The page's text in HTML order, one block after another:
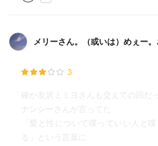
メリーさん。（或いは）めぇー
3
確か友沢ミミヨさんも交えての回だ
ナンシーさんが言ってた
「愛と性について喋っていい人と
る」という言葉に